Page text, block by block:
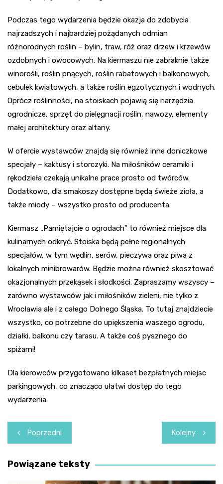
Podczas tego wydarzenia będzie okazja do zdobycia
najrzadszych i najbardziej pożądanych odmian
różnorodnych roślin – bylin, traw, róż oraz drzew i krzewów
ozdobnych i owocowych. Na kiermaszu nie zabraknie także
winorośli, roślin pnących, roślin rabatowych i balkonowych,
cebulek kwiatowych, a także roślin egzotycznych i wodnych.
Oprócz roślinności, na stoiskach pojawią się narzędzia
ogrodnicze, sprzęt do pielęgnacji roślin, nawozy, elementy
małej architektury oraz altany.
W ofercie wystawców znajdą się również inne doniczkowe
specjały – kaktusy i storczyki. Na miłośników ceramiki i
rękodzieła czekają unikalne prace prosto od twórców.
Dodatkowo, dla smakoszy dostępne będą świeże zioła, a
także miody – wszystko prosto od producenta.
Kiermasz „Pamiętajcie o ogrodach” to również miejsce dla
kulinarnych odkryć. Stoiska będą pełne regionalnych
specjałów, w tym wędlin, serów, pieczywa oraz piwa z
lokalnych minibrowarów. Będzie można również skosztować
okazjonalnych przekąsek i słodkości. Zapraszamy wszyscy –
zarówno wystawców jak i miłośników zieleni, nie tylko z
Wrocławia ale i z całego Dolnego Śląska. To tutaj znajdziecie
wszystko, co potrzebne do upiększenia waszego ogrodu,
działki, balkonu czy tarasu. A także coś pysznego do
spiżarni!
Dla kierowców przygotowano kilkaset bezpłatnych miejsc
parkingowych, co znacząco ułatwi dostęp do tego
wydarzenia.
Nawigacja
wpisu
Poprzedni Kolejny
Powiązane teksty